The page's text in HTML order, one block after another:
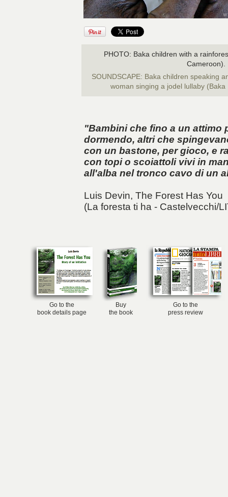
PHOTO: Baka children with a
Cameroon).
SOUNDSCAPE: Baka children speaking
woman singing a jodel lullaby
"Bambini che fino a un attimo
dormendo, altri che
con un bastone, per gioco, e
con topi o scoiattoli vivi in
all'alba nel tronco cavo di un
Luis Devin, The Forest Has You
(La foresta ti ha - Castelvecchi/
Go to the
book details page
Buy
the book
Go to the
press review